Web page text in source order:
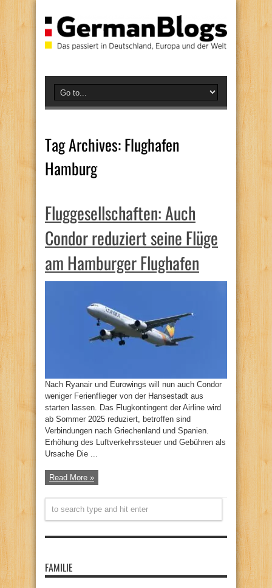
Tag Archives:Flughafen
Hamburg
Fluggesellschaften: Auch
Condor reduziert seine Flüge
am Hamburger Flughafen
Nach Ryanair und Eurowings will nun auch Condor
weniger Ferienflieger von der Hansestadt aus
starten lassen. Das Flugkontingent der Airline wird
ab Sommer 2025 reduziert, betroffen sind
Verbindungen nach Griechenland und Spanien.
Erhöhung des Luftverkehrssteuer und Gebühren als
Ursache Die ...
Read More »
FAMILIE